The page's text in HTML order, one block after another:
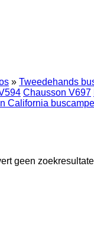
» Tweedehands
Chausson V697
California
geen